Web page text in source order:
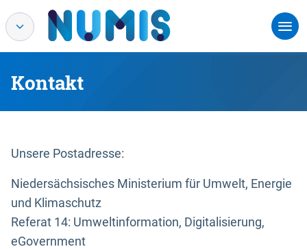
Kontakt
Unsere Postadresse:
Niedersächsisches Ministerium für Umwelt, Energie
und Klimaschutz
Referat 14: Umweltinformation, Digitalisierung,
eGovernment